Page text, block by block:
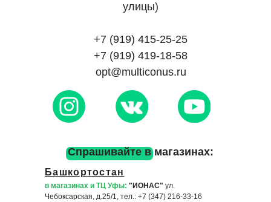
улицы)
+7 (919) 415-25-25
+7 (919) 419-18-58
opt@multiconus.ru
Cпрашивайте в магазинах:
в магазинах и ТЦ Уфы: "ИОНАС" ул.
Чебоксарская, д.25/1, тел.: +7 (347) 216-33-16
Башкортостан